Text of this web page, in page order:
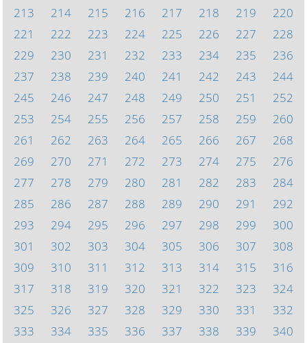
213
214 215 216 217 218 219
220
221
222 223 224 225 226 227
228
229
230 231 232 233 234 235
236
237
238 239 240 241 242 243
244
245
246 247 248 249 250 251
252
253
254 255 256 257 258 259
260
261
262 263 264 265 266 267
268
269
270 271 272 273 274 275
276
277
278 279 280 281 282 283
284
285
286 287 288 289 290 291
292
293
294 295 296 297 298 299
300
301
302 303 304 305 306 307
308
309
310 311 312 313 314 315
316
317
318 319 320 321 322 323
324
325
326 327 328 329 330 331
332
333
334 335 336 337 338 339 340